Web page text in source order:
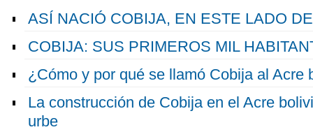
ASÍ NACIÓ COBIJA, EN ESTE LADO
COBIJA: SUS PRIMEROS MIL
¿Cómo y por qué se llamó Cobija al Acre
La construcción de Cobija en el Acre
urbe